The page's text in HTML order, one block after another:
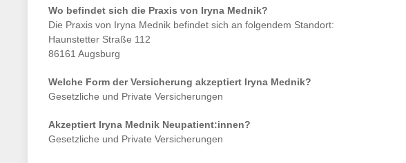
Wo befindet sich die Praxis von Iryna Mednik?
Die Praxis von Iryna Mednik befindet sich an folgendem Standort:
Haunstetter Straße 112
86161 Augsburg
Welche Form der Versicherung akzeptiert Iryna Mednik?
Gesetzliche und Private Versicherungen
Akzeptiert Iryna Mednik Neupatient:innen?
Gesetzliche und Private Versicherungen